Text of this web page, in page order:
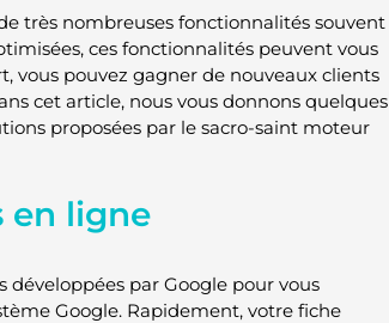
très nombreuses fonctionnalités souvent
ces fonctionnalités peuvent vous
vous pouvez gagner de nouveaux clients
cet article, nous vous donnons quelques
proposées par le sacro-saint moteur
en ligne
développées par Google pour vous
Google. Rapidement, votre fiche